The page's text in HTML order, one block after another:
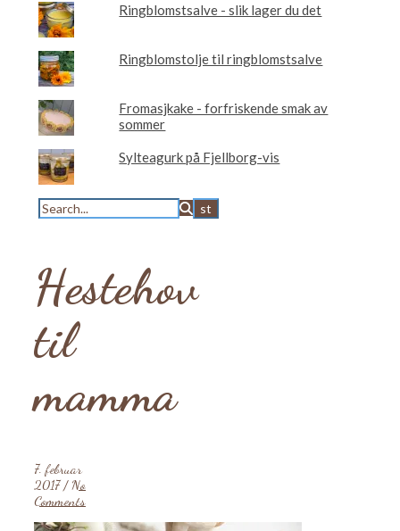
Ringblomstsalve - slik lager du det
Ringblomstolje til ringblomstsalve
Fromasjkake - forfriskende smak av
sommer
Sylteagurk på Fjellborg-vis
Hestehov
til
mamma
7. februar
2017 / No
Comments